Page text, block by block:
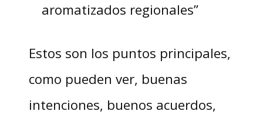
aromatizados regionales”
Estos son los puntos principales,
como pueden ver, buenas
intenciones, buenos acuerdos,